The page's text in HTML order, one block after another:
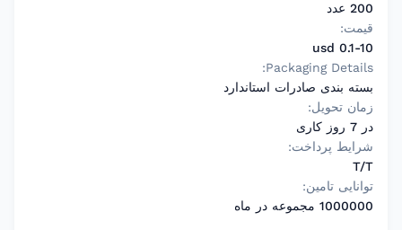
200 عدد
قیمت:
0.1-10 usd
Packaging Details:
بسته بندی صادرات استاندارد
زمان تحویل:
در 7 روز کاری
شرایط پرداخت:
T/T
توانایی تامین:
1000000 مجموعه در ماه